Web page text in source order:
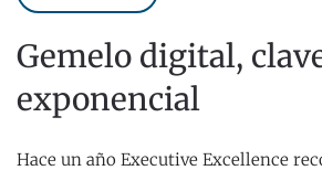
Gemelo digital,
exponencial
Hace un año Executive Excellence